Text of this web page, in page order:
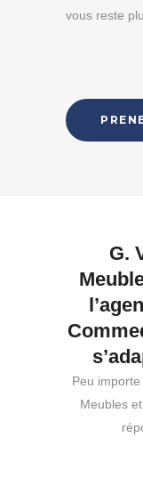
vous reste
G.
Peu
Meubles